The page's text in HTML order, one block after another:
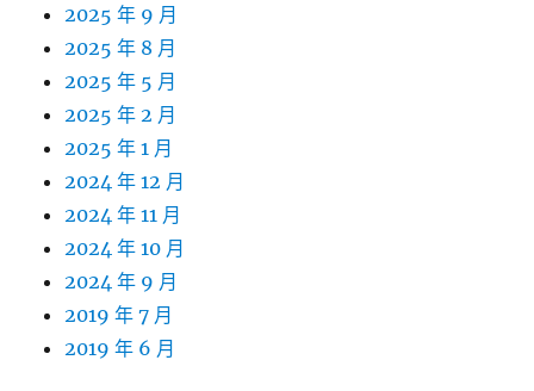
2025 年 9 月
2025 年 8 月
2025 年 5 月
2025 年 2 月
2025 年 1 月
2024 年 12 月
2024 年 11 月
2024 年 10 月
2024 年 9 月
2019 年 7 月
2019 年 6 月